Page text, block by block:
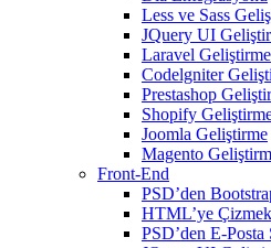
Less ve Sass
JQuery UI
Laravel Geliştirme
Codelgniter
Prestashop
Shopify
Joomla Geliştirme
Magento
Front-End
PSD’den
HTML’ye Çizmek
PSD’den E-Posta